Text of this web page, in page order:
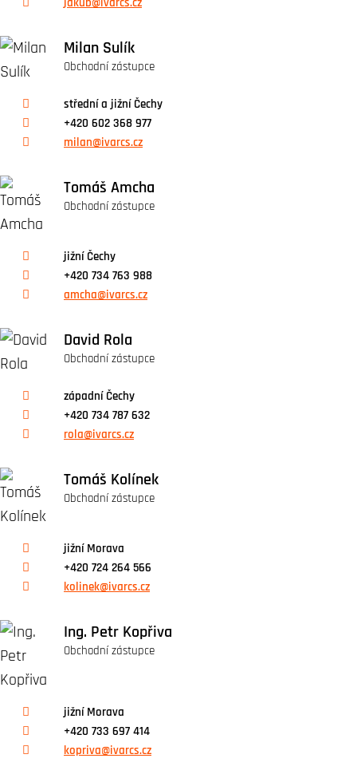
jakub@ivarcs.cz
Milan Sulík
Obchodní zástupce
střední a jižní Čechy
+420 602 368 977
milan@ivarcs.cz
Tomáš Amcha
Obchodní zástupce
jižní Čechy
+420 734 763 988
amcha@ivarcs.cz
David Rola
Obchodní zástupce
západní Čechy
+420 734 787 632
rola@ivarcs.cz
Tomáš Kolínek
Obchodní zástupce
jižní Morava
+420 724 264 566
kolinek@ivarcs.cz
Ing. Petr Kopřiva
Obchodní zástupce
jižní Morava
+420 733 697 414
kopriva@ivarcs.cz